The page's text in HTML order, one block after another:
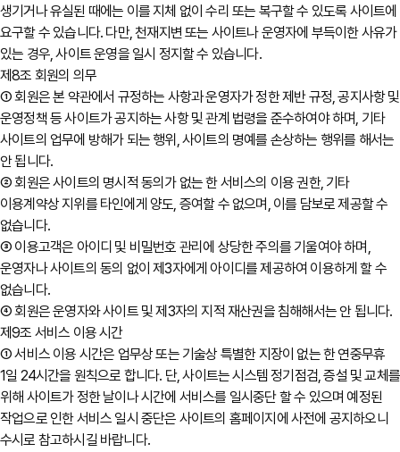
생기거나 유실된 때에는 이를 지체 없이 수리 또는 복구할 수 있도록 사이트에
요구할 수 있습니다. 다만, 천재지변 또는 사이트나 운영자에 부득이한 사유가
있는 경우, 사이트 운영을 일시 정지할 수 있습니다.
제8조 회원의 의무
① 회원은 본 약관에서 규정하는 사항과 운영자가 정한 제반 규정, 공지사항 및
운영정책 등 사이트가 공지하는 사항 및 관계 법령을 준수하여야 하며, 기타
사이트의 업무에 방해가 되는 행위, 사이트의 명예를 손상하는 행위를 해서는
안 됩니다.
② 회원은 사이트의 명시적 동의가 없는 한 서비스의 이용 권한, 기타
이용계약상 지위를 타인에게 양도, 증여할 수 없으며, 이를 담보로 제공할 수
없습니다.
③ 이용고객은 아이디 및 비밀번호 관리에 상당한 주의를 기울여야 하며,
운영자나 사이트의 동의 없이 제3자에게 아이디를 제공하여 이용하게 할 수
없습니다.
④ 회원은 운영자와 사이트 및 제3자의 지적 재산권을 침해해서는 안 됩니다.
제9조 서비스 이용 시간
① 서비스 이용 시간은 업무상 또는 기술상 특별한 지장이 없는 한 연중무휴
1일 24시간을 원칙으로 합니다. 단, 사이트는 시스템 정기점검, 증설 및 교체를
위해 사이트가 정한 날이나 시간에 서비스를 일시중단 할 수 있으며 예정된
작업으로 인한 서비스 일시 중단은 사이트의 홈페이지에 사전에 공지하오니
수시로 참고하시길 바랍니다.